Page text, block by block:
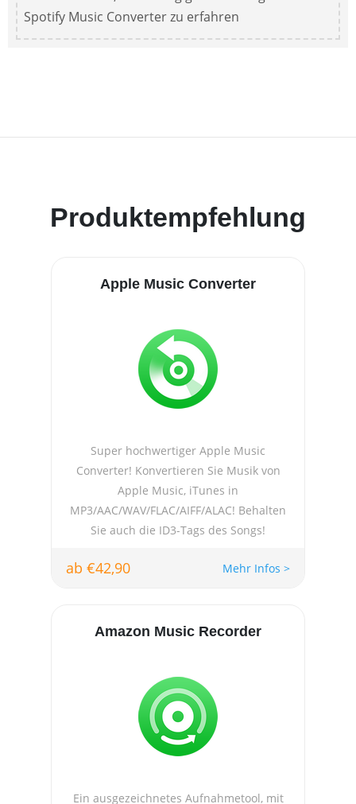
Spotify Music Converter zu erfahren
Produktempfehlung
Apple Music Converter
Super hochwertiger Apple Music
Converter! Konvertieren Sie Musik von
Apple Music, iTunes in
MP3/AAC/WAV/FLAC/AIFF/ALAC! Behalten
Sie auch die ID3-Tags des Songs!
ab €42,90 Mehr Infos >
Amazon Music Recorder
Ein ausgezeichnetes Aufnahmetool, mit